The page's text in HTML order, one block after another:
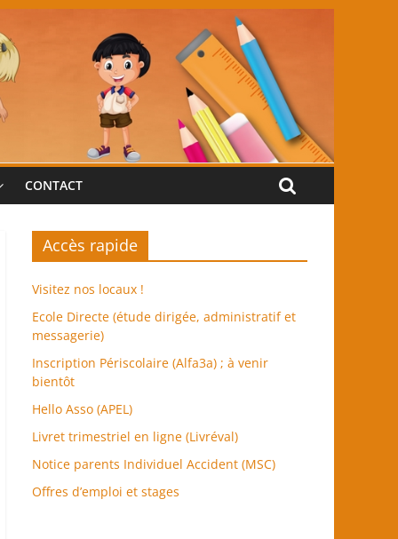
CONTACT
Accès rapide
Visitez nos locaux !
Ecole Directe (étude dirigée, administratif et
messagerie)
Inscription Périscolaire (Alfa3a) ; à venir
bientôt
Hello Asso (APEL)
Livret trimestriel en ligne (Livréval)
Notice parents Individuel Accident (MSC)
Offres d’emploi et stages